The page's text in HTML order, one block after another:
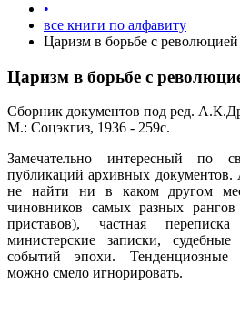
•
все книги по алфавиту
Царизм в борьбе с революцией
Царизм в борьбе с
Сборник документов под ред.
М.: Соцэкгиз, 1936 - 259с.
Замечательно интересный по
публикаций архивных документов.
не найти ни в каком другом
чиновников самых разных
приставов), частная
министерские записки,
событий эпохи. Тенденциозные
можно смело игнорировать.